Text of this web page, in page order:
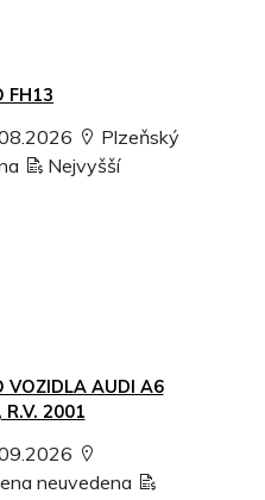
FH13
Plzeňský
Nejvyšší
VOZIDLA AUDI A6
R.V. 2001
neuvedena